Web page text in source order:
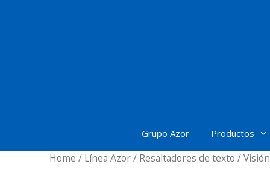
Grupo Azor Productos
Home / Línea Azor/ Resaltadores de texto / Visión